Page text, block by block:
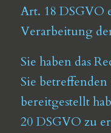
Art. 18 DSGVO
Verarbeitung
Sie haben das
Sie
bereitgestellt
20 DSGVO zu